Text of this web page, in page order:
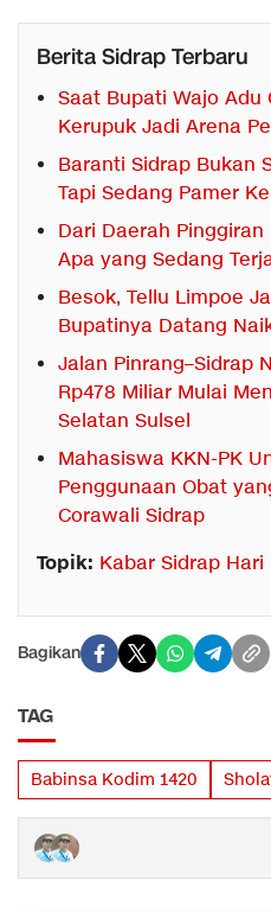
Berita Sidrap Terbaru
Saat Bupati Wajo Adu
Kerupuk Jadi Arena
Baranti Sidrap Bukan
Tapi Sedang Pamer
Dari Daerah
Apa yang Sedang
Besok, Tellu Limpoe
Bupatinya Datang
Jalan Pinrang–Sidrap
Rp478 Miliar Mulai
Selatan Sulsel
Mahasiswa KKN-PK
Penggunaan Obat
Corawali Sidrap
Topik: Kabar Sidrap Hari
Bagikan
TAG
Babinsa Kodim 1420